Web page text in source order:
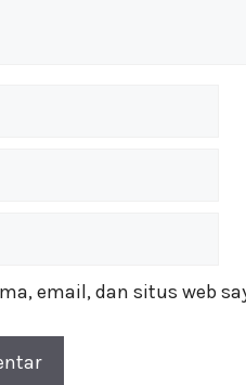
email, dan situs web